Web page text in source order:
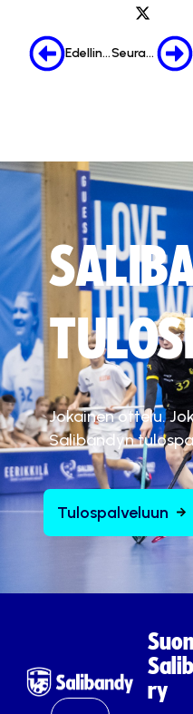
Edellinen Seuraava
Jokainen ottelu.
Salibandyn
Tulospalveluun
ry